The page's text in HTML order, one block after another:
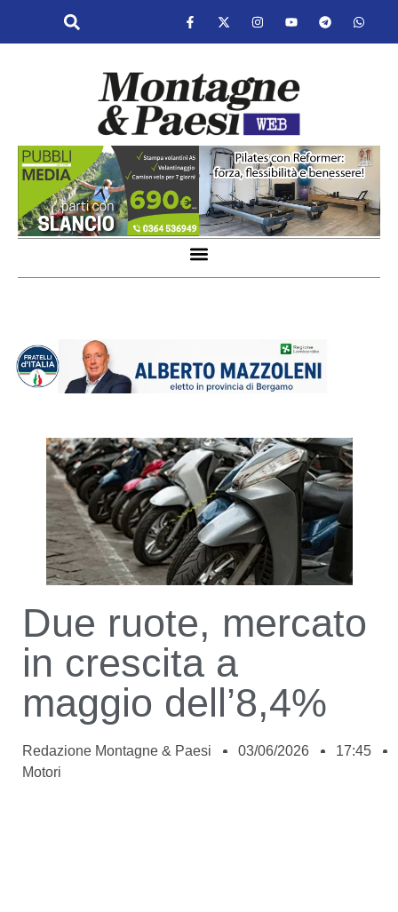
Due ruote, mercato
in crescita a
maggio dell’8,4%
Redazione Montagne & Paesi 03/06/2026
17:45
Motori